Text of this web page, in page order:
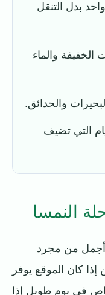
بدل التنقل
الخفيفة والماء
والحدائق.
التي تضيف
النمسا
أجمل من مجرد
كان الموقع يوفر
في يوم طويل إذا